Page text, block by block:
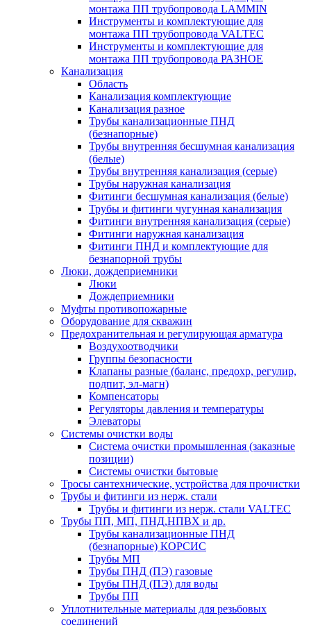
монтажа ПП трубопровода LAMMIN
Инструменты и комплектующие для
монтажа ПП трубопровода VALTEC
Инструменты и комплектующие для
монтажа ПП трубопровода РАЗНОЕ
Канализация
Область
Канализация комплектующие
Канализация разное
Трубы канализационные ПНД
(безнапорные)
Трубы внутренняя бесшумная канализация
(белые)
Трубы внутренняя канализация (серые)
Трубы наружная канализация
Фитинги бесшумная канализация (белые)
Трубы и фитинги чугунная канализация
Фитинги внутренняя канализация (серые)
Фитинги наружная канализация
Фитинги ПНД и комплектующие для
безнапорной трубы
Люки, дождеприемники
Люки
Дождеприемники
Муфты противопожарные
Оборудование для скважин
Предохранительная и регулирующая арматура
Воздухоотводчики
Группы безопасности
Клапаны разные (баланс, предохр, регулир,
подпит, эл-магн)
Компенсаторы
Регуляторы давления и температуры
Элеваторы
Системы очистки воды
Система очистки промышленная (заказные
позиции)
Системы очистки бытовые
Тросы сантехнические, устройства для прочистки
Трубы и фитинги из нерж. стали
Трубы и фитинги из нерж. стали VALTEC
Трубы ПП, МП, ПНД,НПВХ и др.
Трубы канализационные ПНД
(безнапорные) КОРСИС
Трубы МП
Трубы ПНД (ПЭ) газовые
Трубы ПНД (ПЭ) для воды
Трубы ПП
Уплотнительные материалы для резьбовых
соединений